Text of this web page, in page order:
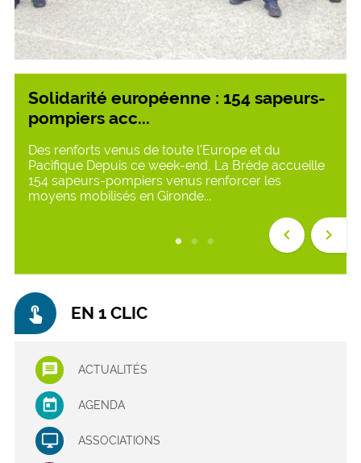
Solidarité européenne : 154 sapeurs-
pompiers acc...
Des renforts venus de toute l’Europe et du
Pacifique Depuis ce week-end, La Brède accueille
154 sapeurs-pompiers venus renforcer les
moyens mobilisés en Gironde...
keyboard_arrow_left keyboard_arrow_right
touch_app EN 1 CLIC
ACTUALITÉS
AGENDA
ASSOCIATIONS